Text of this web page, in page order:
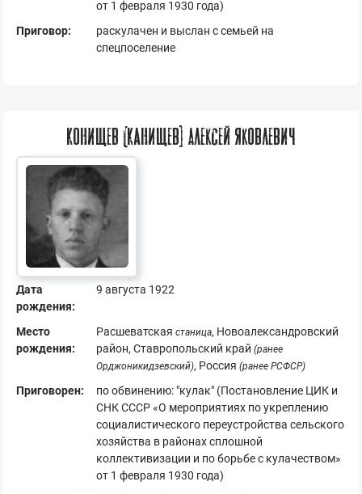
от 1 февраля 1930 года)
Приговор:
раскулачен и выслан с семьей на
спецпоселение
Конищев (Канищев) Алексей Яковлевич
Дата
рождения:
9 августа 1922
Место
рождения:
Расшеватская станица, Новоалександровский
район, Ставропольский край (ранее
Орджоникидзевский), Россия (ранее РСФСР)
Приговорен:
по обвинению: "кулак" (Постановление ЦИК и
СНК СССР «О мероприятиях по укреплению
социалистического переустройства сельского
хозяйства в районах сплошной
коллективизации и по борьбе с кулачеством»
от 1 февраля 1930 года)